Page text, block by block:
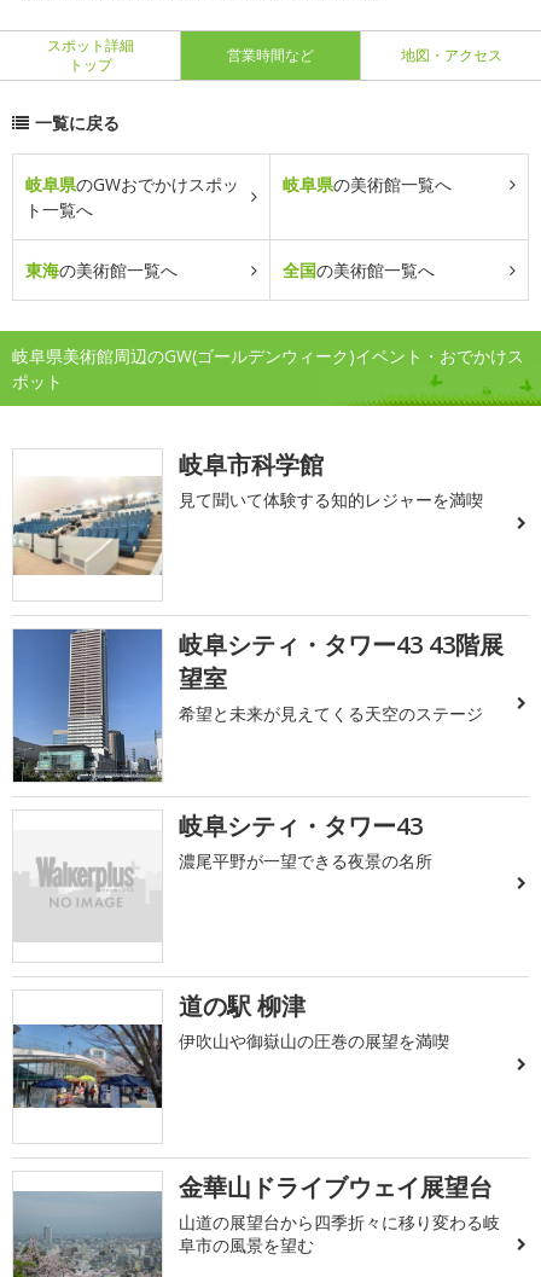
スポット詳細
トップ
営業時間など 地図・アクセス
一覧に戻る
岐阜県のGWおでかけスポッ
ト一覧へ
岐阜県の美術館一覧へ
東海の美術館一覧へ 全国の美術館一覧へ
岐阜県美術館周辺のGW(ゴールデンウィーク)イベント・おでかけス
ポット
岐阜市科学館
見て聞いて体験する知的レジャーを満喫
岐阜シティ・タワー43 43階展
望室
希望と未来が見えてくる天空のステージ
岐阜シティ・タワー43
濃尾平野が一望できる夜景の名所
道の駅 柳津
伊吹山や御嶽山の圧巻の展望を満喫
金華山ドライブウェイ展望台
山道の展望台から四季折々に移り変わる岐
阜市の風景を望む